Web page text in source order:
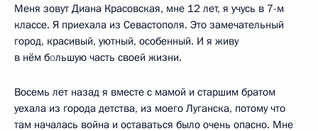
Меня зовут Диана Красовская, мне 12 лет, я учусь в 7-м
классе. Я приехала из Севастополя. Это замечательный
город, красивый, уютный, особенный. И я живу
в нём большую часть своей жизни.
Восемь лет назад я вместе с мамой и старшим братом
уехала из города детства, из моего Луганска, потому что
там началась война и оставаться было очень опасно. Мне